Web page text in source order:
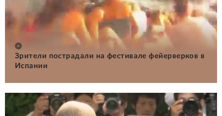
Зрители пострадали на фестивале фейерверков в
Испании